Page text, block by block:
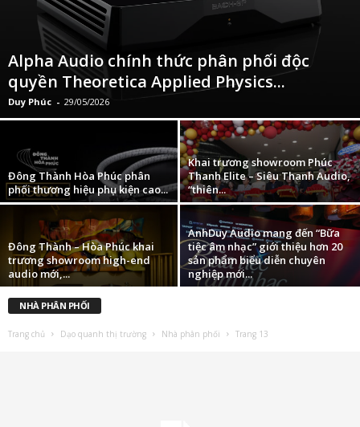
Alpha Audio chính thức phân phối độc
quyền Theoretica Applied Physics...
Duy Phúc - 29/05/2026
Đông Thành Hòa Phúc phân
phối thương hiệu phụ kiện cao...
Khai trương showroom Phúc
Thanh Elite – Siêu Thanh Audio,
“thiên...
Đông Thành – Hòa Phúc khai
trương showroom high-end
audio mới,...
AnhDuy Audio mang đến “Bữa
tiệc âm nhạc” giới thiệu hơn 20
sản phẩm biểu diễn chuyên
nghiệp mới...
NHÀ PHÂN PHỐI
Trang chủ Dạo quanh thị trường Nhà phân phối Trang 13